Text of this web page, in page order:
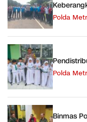
Polda
Polda
Binmas